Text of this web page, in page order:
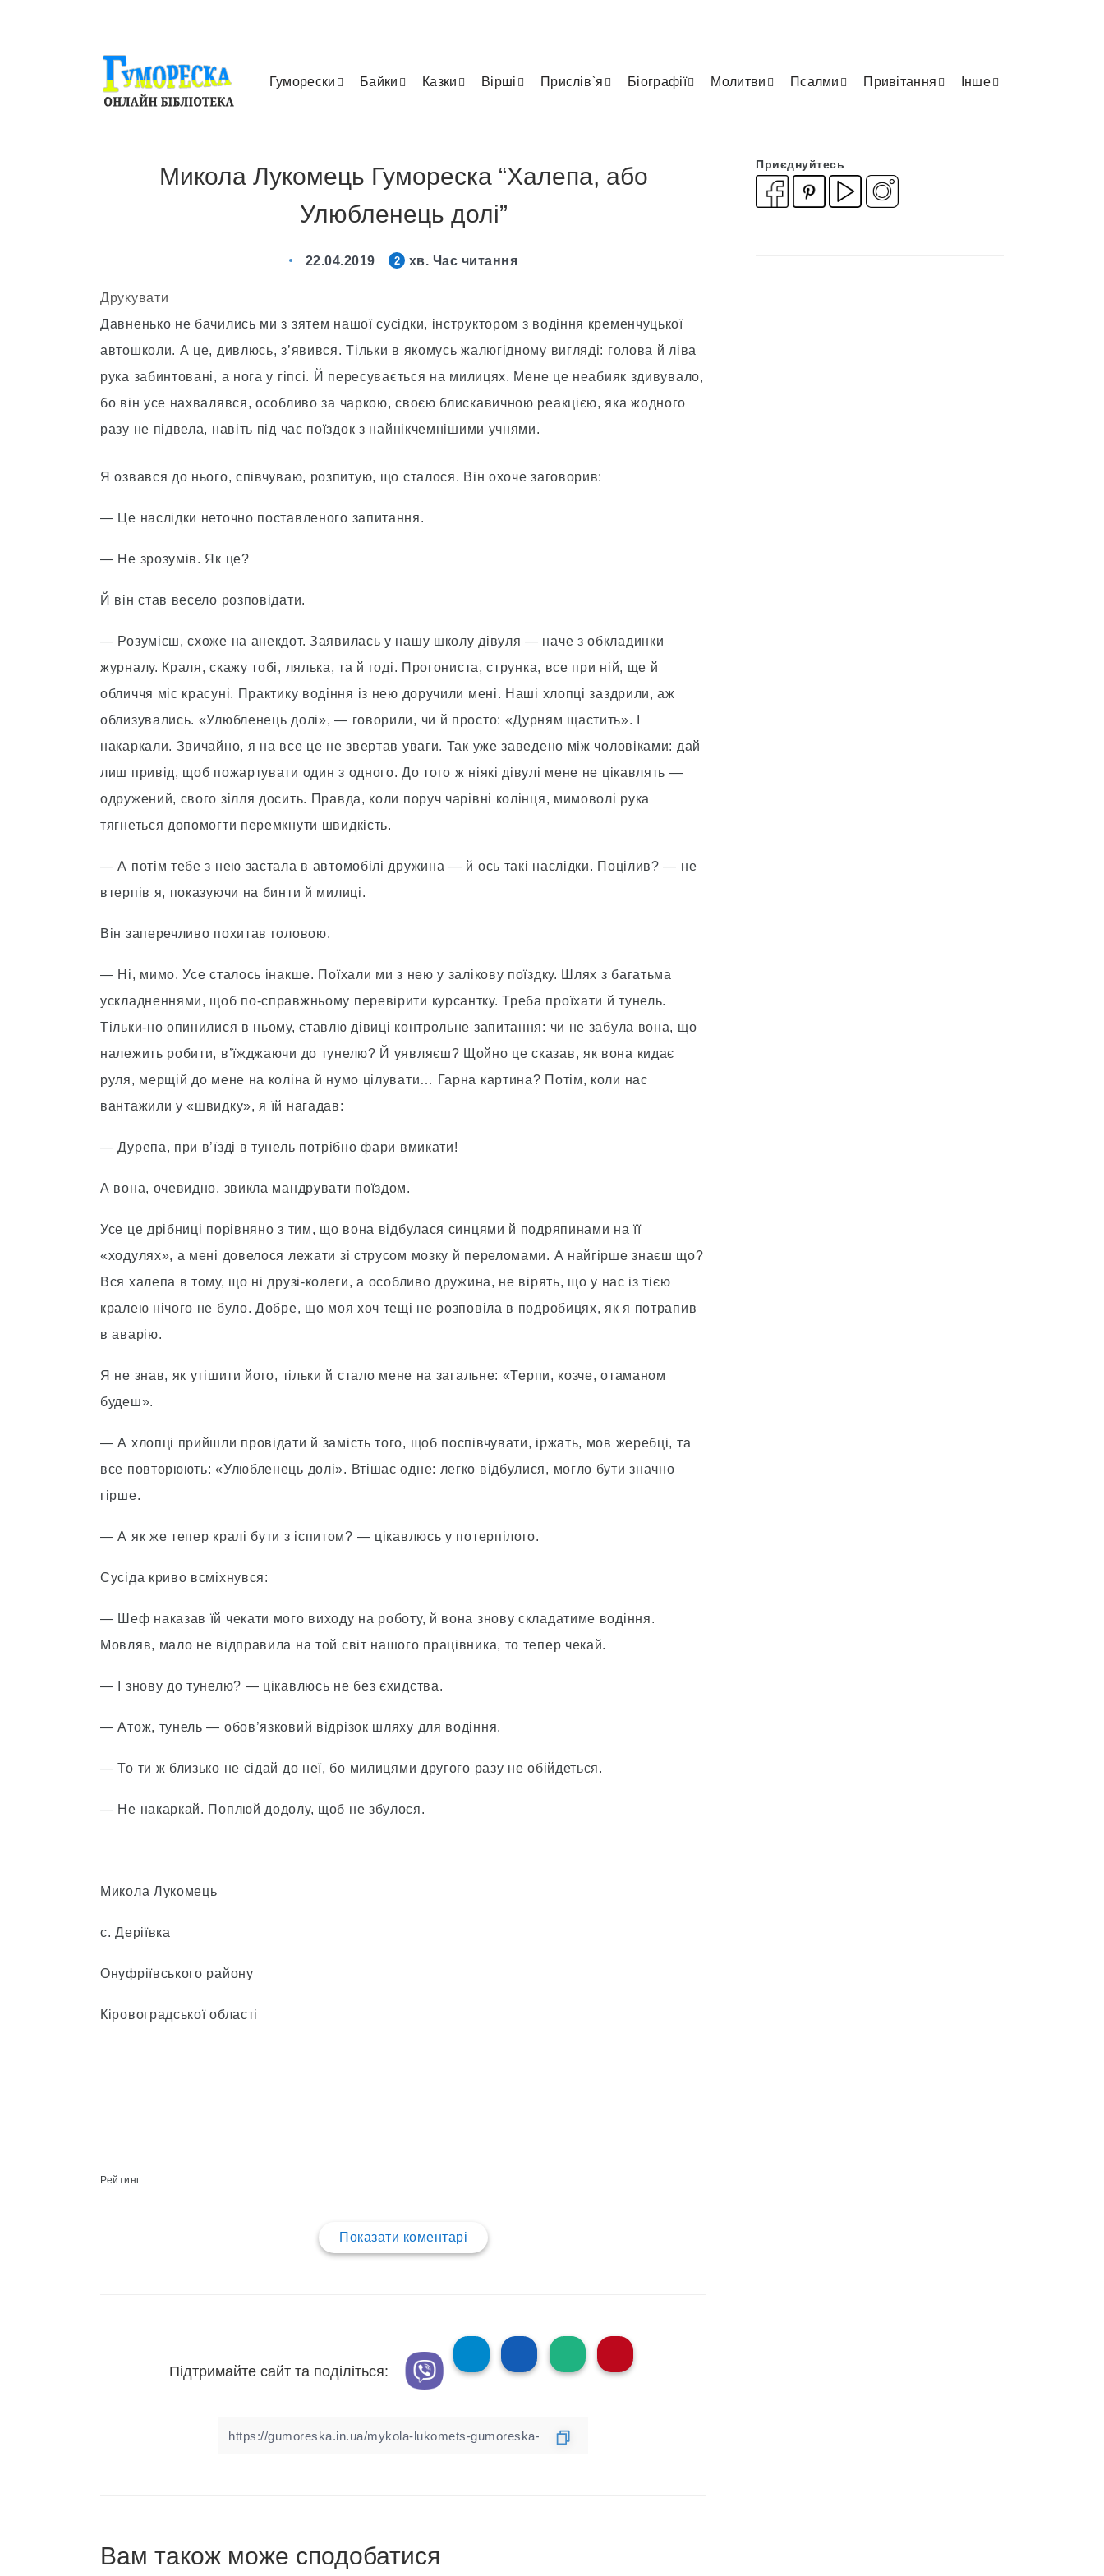
Гуморески Байки Казки Вірші Прислів`я Біографії Молитви Псалми Привітання Інше
Микола Лукомець Гумореска “Халепа, або
Улюбленець долі”
22.04.2019 2 хв. Час читання
Друкувати
Давненько не бачились ми з зятем нашої сусідки, інструктором з водіння кременчуцької
автошколи. А це, дивлюсь, з’явився. Тільки в якомусь жалюгідному вигляді: голова й ліва
рука забинтовані, а нога у гіпсі. Й пересувається на милицях. Мене це неабияк здивувало,
бо він усе нахвалявся, особливо за чаркою, своєю блискавичною реакцією, яка жодного
разу не підвела, навіть під час поїздок з найнікчемнішими учнями.
Я озвався до нього, співчуваю, розпитую, що сталося. Він охоче заговорив:
— Це наслідки неточно поставленого запитання.
— Не зрозумів. Як це?
Й він став весело розповідати.
— Розумієш, схоже на анекдот. Заявилась у нашу школу дівуля — наче з обкладинки
журналу. Краля, скажу тобі, лялька, та й годі. Прогониста, струнка, все при ній, ще й
обличчя міс красуні. Практику водіння із нею доручили мені. Наші хлопці заздрили, аж
облизувались. «Улюбленець долі», — говорили, чи й просто: «Дурням щастить». І
накаркали. Звичайно, я на все це не звертав уваги. Так уже заведено між чоловіками: дай
лиш привід, щоб пожартувати один з одного. До того ж ніякі дівулі мене не цікавлять —
одружений, свого зілля досить. Правда, коли поруч чарівні колінця, мимоволі рука
тягнеться допомогти перемкнути швидкість.
— А потім тебе з нею застала в автомобілі дружина — й ось такі наслідки. Поцілив? — не
втерпів я, показуючи на бинти й милиці.
Він заперечливо похитав головою.
— Ні, мимо. Усе сталось інакше. Поїхали ми з нею у залікову поїздку. Шлях з багатьма
ускладненнями, щоб по-справжньому перевірити курсантку. Треба проїхати й тунель.
Тільки-но опинилися в ньому, ставлю дівиці контрольне запитання: чи не забула вона, що
належить робити, в’їжджаючи до тунелю? Й уявляєш? Щойно це сказав, як вона кидає
руля, мерщій до мене на коліна й нумо цілувати… Гарна картина? Потім, коли нас
вантажили у «швидку», я їй нагадав:
— Дурепа, при в’їзді в тунель потрібно фари вмикати!
А вона, очевидно, звикла мандрувати поїздом.
Усе це дрібниці порівняно з тим, що вона відбулася синцями й подряпинами на її
«ходулях», а мені довелося лежати зі струсом мозку й переломами. А найгірше знаєш що?
Вся халепа в тому, що ні друзі-колеги, а особливо дружина, не вірять, що у нас із тією
кралею нічого не було. Добре, що моя хоч тещі не розповіла в подробицях, як я потрапив
в аварію.
Я не знав, як утішити його, тільки й стало мене на загальне: «Терпи, козче, отаманом
будеш».
— А хлопці прийшли провідати й замість того, щоб поспівчувати, іржать, мов жеребці, та
все повторюють: «Улюбленець долі». Втішає одне: легко відбулися, могло бути значно
гірше.
— А як же тепер кралі бути з іспитом? — цікавлюсь у потерпілого.
Сусіда криво всміхнувся:
— Шеф наказав їй чекати мого виходу на роботу, й вона знову складатиме водіння.
Мовляв, мало не відправила на той світ нашого працівника, то тепер чекай.
— І знову до тунелю? — цікавлюсь не без єхидства.
— Атож, тунель — обов’язковий відрізок шляху для водіння.
— То ти ж близько не сідай до неї, бо милицями другого разу не обійдеться.
— Не накаркай. Поплюй додолу, щоб не збулося.
Микола Лукомець
с. Деріївка
Онуфріївського району
Кіровоградської області
Рейтинг
Показати коментарі
Підтримайте сайт та поділіться:
Вам також може сподобатися
Приєднуйтесь